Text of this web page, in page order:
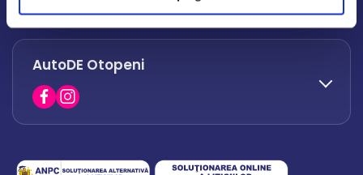
office.afumati@autode.ro
0730 063 852
0730 063 851
AutoDE Otopeni